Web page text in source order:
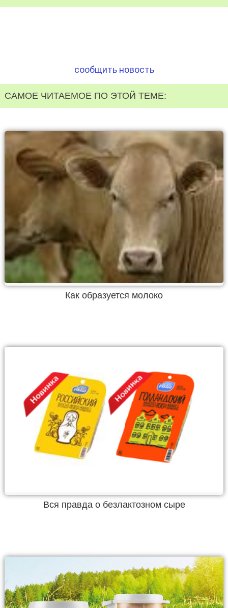
сообщить новость
САМОЕ ЧИТАЕМОЕ ПО ЭТОЙ ТЕМЕ:
Как образуется молоко
Вся правда о безлактозном сыре